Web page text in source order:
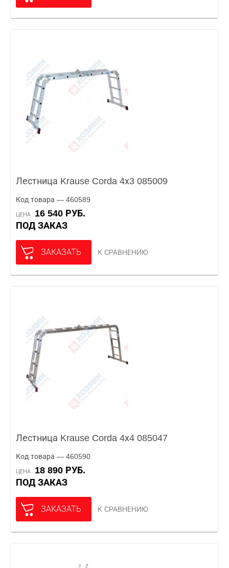
Лестница Krause Corda 4х3 085009
Код товара — 460589
ЦЕНА
16 540 РУБ.
ПОД ЗАКАЗ
ЗАКАЗАТЬ К СРАВНЕНИЮ
Лестница Krause Corda 4х4 085047
Код товара — 460590
ЦЕНА
18 890 РУБ.
ПОД ЗАКАЗ
ЗАКАЗАТЬ К СРАВНЕНИЮ